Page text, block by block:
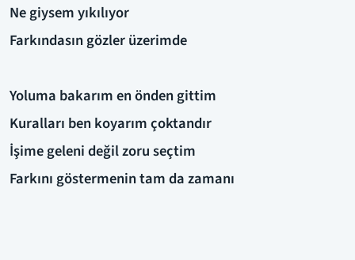
Ne giysem yıkılıyor
Farkındasın gözler üzerimde
Yoluma bakarım en önden gittim
Kuralları ben koyarım çoktandır
İşime geleni değil zoru seçtim
Farkını göstermenin tam da zamanı